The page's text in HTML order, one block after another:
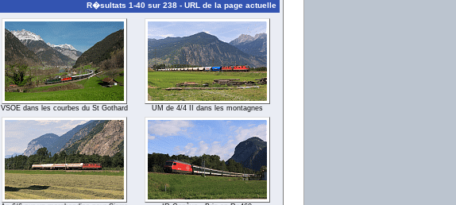
R�sultats 1-40 sur 238 - URL de la page actuelle
VSOE dans les courbes du St Gothard UM de 4/4 II dans les montagnes